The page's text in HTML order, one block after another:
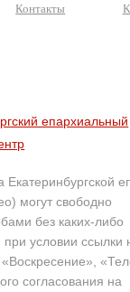
Контакты
епархиальный
могут свободно
без каких-либо
условии ссылки
согласования на